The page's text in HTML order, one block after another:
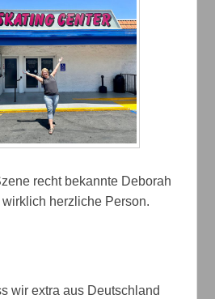
recht bekannte Deborah
herzliche Person.
wir extra aus Deutschland